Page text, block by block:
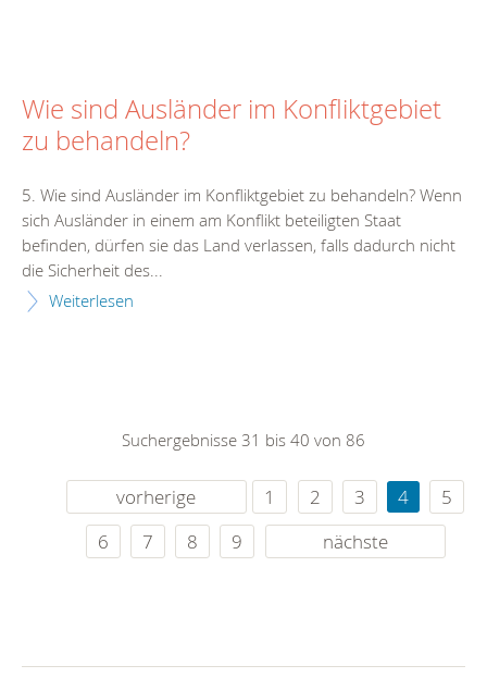
Wie sind Ausländer im Konfliktgebiet
zu behandeln?
5. Wie sind Ausländer im Konfliktgebiet zu behandeln? Wenn
sich Ausländer in einem am Konflikt beteiligten Staat
befinden, dürfen sie das Land verlassen, falls dadurch nicht
die Sicherheit des...
Weiterlesen
Suchergebnisse 31 bis 40 von 86
vorherige 1 2 3 4
5
6
7 8 9 nächste